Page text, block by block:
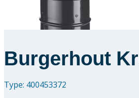
Burgerhout
Type: 400453372